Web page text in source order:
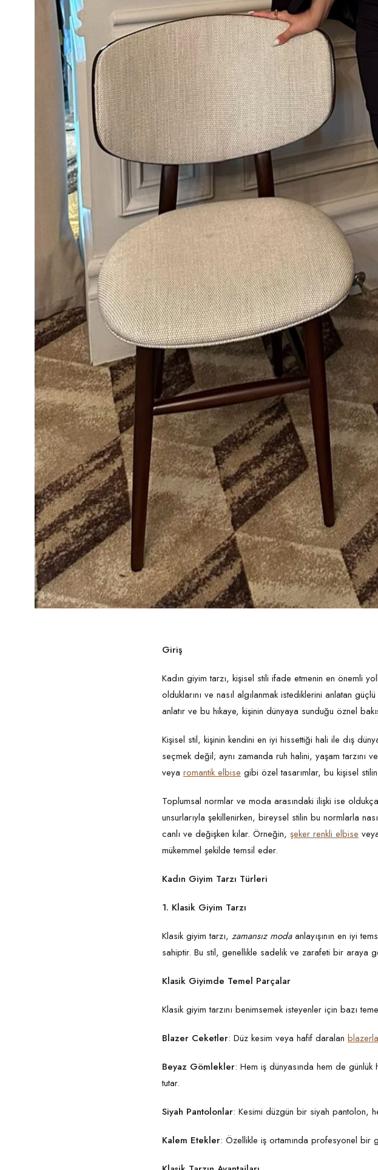
Giriş
Kadın giyim tarzı, kişisel stili ifade etmenin en önemli
olduklarını ve nasıl algılanmak istediklerini anlatan
anlatır ve bu hikaye, kişinin dünyaya sunduğu öznel
Kişisel stil, kişinin kendini en iyi hissettiği hali ile dış
seçmek değil; aynı zamanda ruh halini, yaşam tarzını
veya romantik elbise gibi özel tasarımlar, bu kişisel
Toplumsal normlar ve moda arasındaki ilişki ise
unsurlarıyla şekillenirken, bireysel stilin bu normlarla
canlı ve değişken kılar. Örneğin, şeker renkli elbise
mükemmel şekilde temsil eder.
Kadın Giyim Tarzı Türleri
1. Klasik Giyim Tarzı
Klasik giyim tarzı, zamansız modaanlayışının en iyi
sahiptir. Bu stil, genellikle sadelik ve zarafeti bir araya
Klasik Giyimde Temel Parçalar
Klasik giyim tarzını benimsemek isteyenler için bazı
Blazer Ceketler: Düz kesim veya hafif daralan
Beyaz Gömlekler: Hem iş dünyasında hem de
tutar.
Siyah Pantolonlar: Kesimi düzgün bir siyah pantolon,
Kalem Etekler: Özellikle iş ortamında profesyonel bir